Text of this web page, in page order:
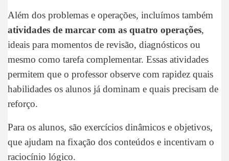
Além dos problemas e operações, incluímos também
atividades de marcar com as quatro operações,
ideais para momentos de revisão, diagnósticos ou
mesmo como tarefa complementar. Essas atividades
permitem que o professor observe com rapidez quais
habilidades os alunos já dominam e quais precisam de
reforço.
Para os alunos, são exercícios dinâmicos e objetivos,
que ajudam na fixação dos conteúdos e incentivam o
raciocínio lógico.